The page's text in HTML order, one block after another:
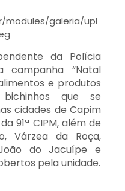
da Polícia
campanha “Natal
e produtos
que se
cidades de Capim
91ª CIPM, além de
Várzea da Roça,
do Jacuípe e
pela unidade.